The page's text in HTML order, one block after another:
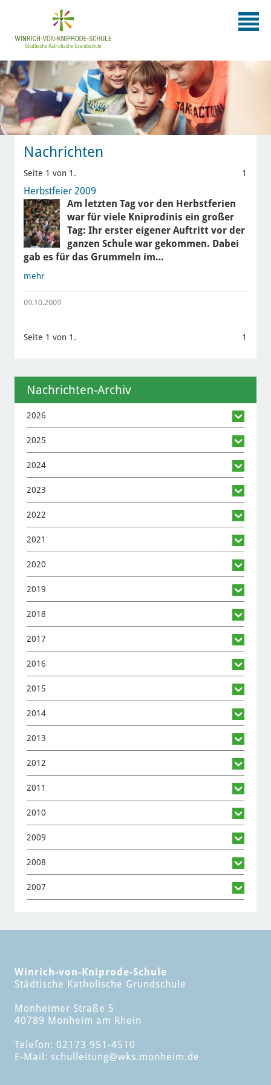
Nachrichten
Seite 1 von 1. 1
Herbstfeier 2009
Am letzten Tag vor den Herbstferien
war für viele Kniprodinis ein großer
Tag: Ihr erster eigener Auftritt vor der
ganzen Schule war gekommen. Dabei
gab es für das Grummeln im…
mehr
09.10.2009
Seite 1 von 1. 1
Nachrichten-Archiv
2026
2025
2024
2023
2022
2021
2020
2019
2018
2017
2016
2015
2014
2013
2012
2011
2010
2009
2008
2007
Winrich-von-Kniprode-Schule
Städtische Katholische Grundschule
Monheimer Straße 5
40789 Monheim am Rhein
Telefon: 02173 951-4510
E-Mail: schulleitung@wks.monheim.de